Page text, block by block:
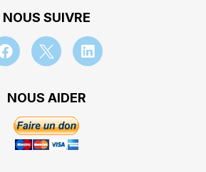
NOUS SUIVRE
NOUS AIDER